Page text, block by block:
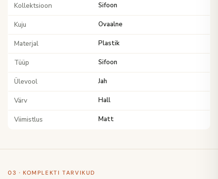
Kollektsioon Sifoon
Kuju Ovaalne
Materjal Plastik
Tüüp Sifoon
Ülevool Jah
Värv Hall
Viimistlus Matt
03 · KOMPLEKTI TARVIKUD